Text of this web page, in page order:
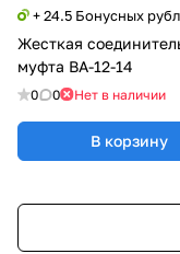
+ 24.5 Бонусных
Жесткая
муфта BA-12-14
0 0 Нет в наличии
В корзину